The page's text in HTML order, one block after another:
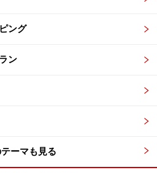
で可）で焼く準備をします。こ
す
ング
ン
ーマも見る